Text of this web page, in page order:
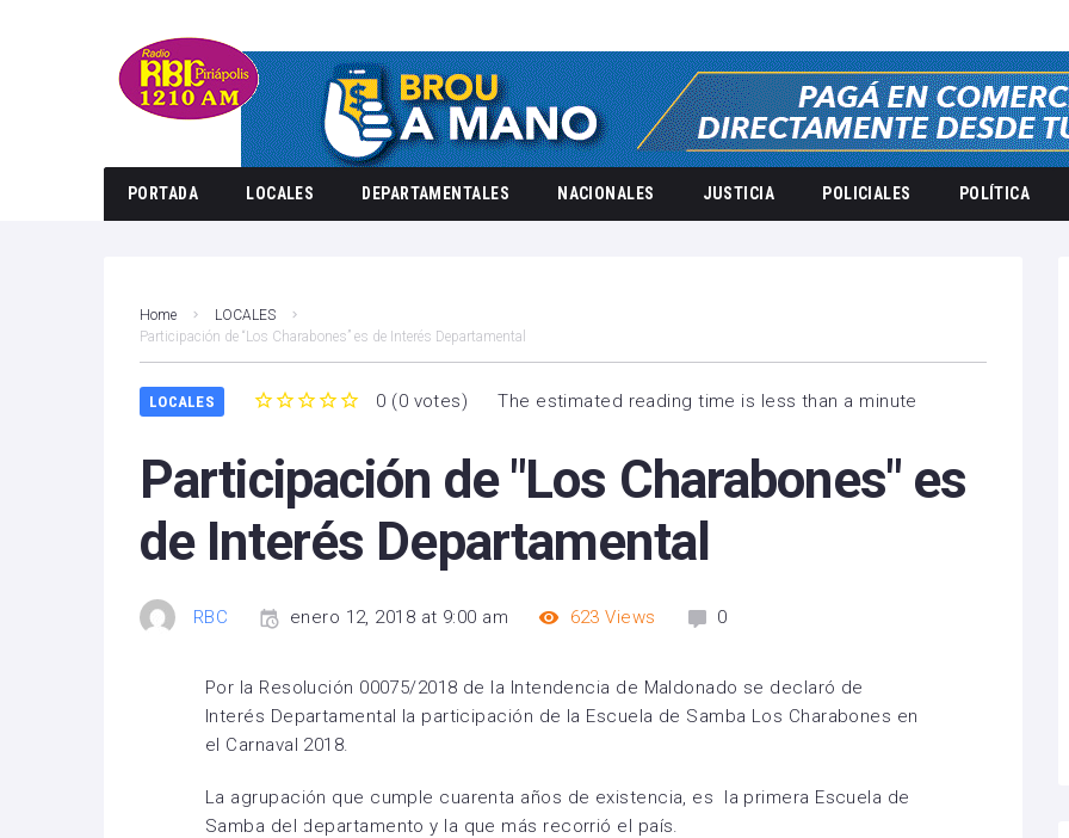
PORTADA LOCALES DEPARTAMENTALES NACIONALES JUSTICIA POLICIALES POLÍTICA
Home
LOCALES
Participación de “Los Charabones” es de Interés Departamental
LOCALES 0 (0 votes) The estimated reading time is less than a minute
Participación de "Los Charabones" es
de Interés Departamental
RBC enero 12, 2018 at 9:00 am 623 Views 0
Por la Resolución 00075/2018 de la Intendencia de Maldonado se declaró de
Interés Departamental la participación de la Escuela de Samba Los Charabones en
el Carnaval 2018.
La agrupación que cumple cuarenta años de existencia, es la primera Escuela de
Samba del departamento y la que más recorrió el país.